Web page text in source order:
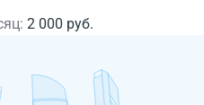
2 000 руб.